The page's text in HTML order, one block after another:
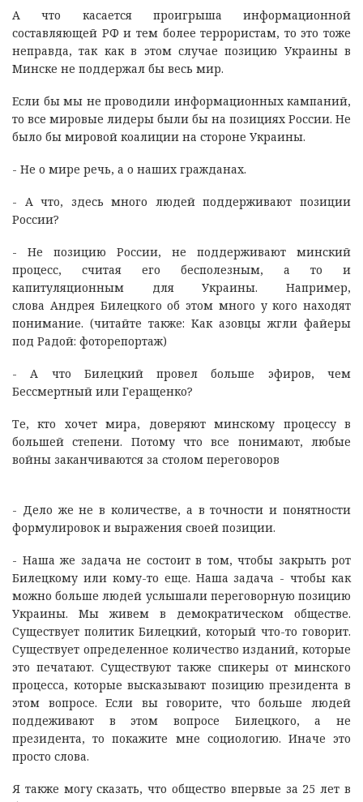
А что касается проигрыша информационной
составляющей РФ и тем более террористам, то это тоже
неправда, так как в этом случае позицию Украины в
Минске не поддержал бы весь мир.
Если бы мы не проводили информационных кампаний,
то все мировые лидеры были бы на позициях России. Не
было бы мировой коалиции на стороне Украины.
- Не о мире речь, а о наших гражданах.
- А что, здесь много людей поддерживают позиции
России?
- Не позицию России, не поддерживают минский
процесс, считая его бесполезным, а то и
капитуляционным для Украины. Например,
слова Андрея Билецкого об этом много у кого находят
понимание. (читайте также: Как азовцы жгли файеры
под Радой: фоторепортаж)
- А что Билецкий провел больше эфиров, чем
Бессмертный или Геращенко?
Те, кто хочет мира, доверяют минскому процессу в
большей степени. Потому что все понимают, любые
войны заканчиваются за столом переговоров
- Дело же не в количестве, а в точности и понятности
формулировок и выражения своей позиции.
- Наша же задача не состоит в том, чтобы закрыть рот
Билецкому или кому-то еще. Наша задача - чтобы как
можно больше людей услышали переговорную позицию
Украины. Мы живем в демократическом обществе.
Существует политик Билецкий, который что-то говорит.
Существует определенное количество изданий, которые
это печатают. Существуют также спикеры от минского
процесса, которые высказывают позицию президента в
этом вопросе. Если вы говорите, что больше людей
поддеживают в этом вопросе Билецкого, а не
президента, то покажите мне социологию. Иначе это
просто слова.
Я также могу сказать, что общество впервые за 25 лет в